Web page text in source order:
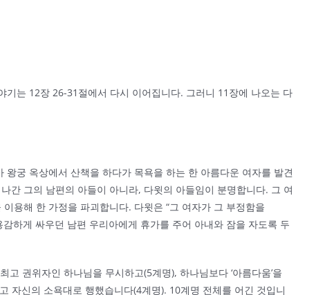
기는 12장 26-31절에서 다시 이어집니다. 그러니 11장에 나오는 다
왕궁 옥상에서 산책을 하다가 목욕을 하는 한 아름다운 여자를 발견
간 그의 남편의 아들이 아니라, 다윗의 아들임이 분명합니다. 그 여
용해 한 가정을 파괴합니다. 다윗은 “그 여자가 그 부정함을
하게 싸우던 남편 우리아에게 휴가를 주어 아내와 잠을 자도록 두
권위자인 하나님을 무시하고(5계명), 하나님보다 ‘아름다움’을
자신의 소욕대로 행했습니다(4계명). 10계명 전체를 어긴 것입니